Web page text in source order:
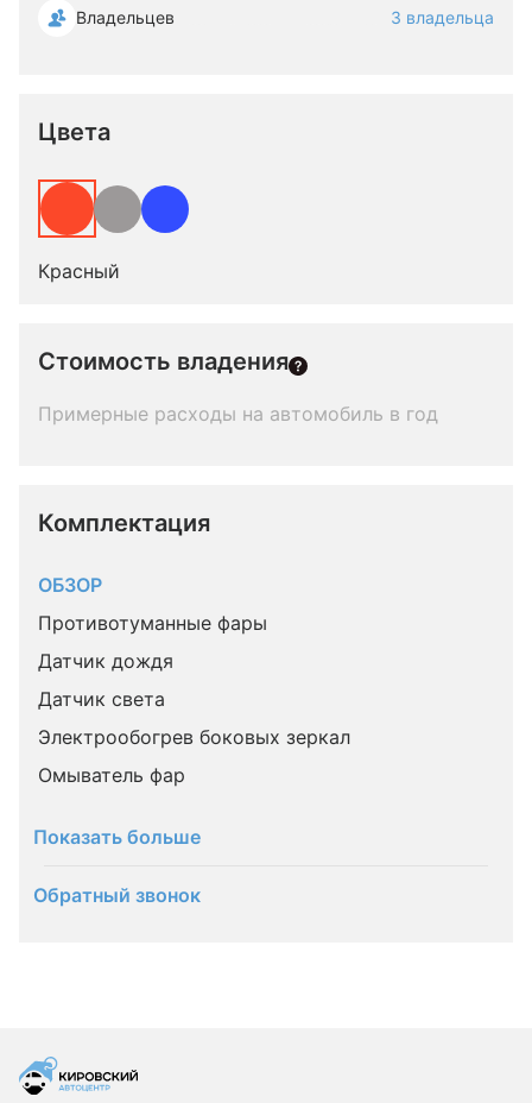
Владельцев 3 владельца
Цвета
Красный
Стоимость владения
Примерные расходы на автомобиль в год
Комплектация
ОБЗОР
Противотуманные фары
Датчик дождя
Датчик света
Электрообогрев боковых зеркал
Омыватель фар
Показать больше
Обратный звонок